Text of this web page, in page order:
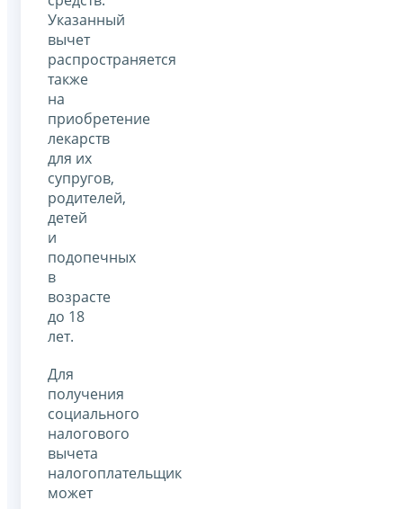
Указанный
вычет
распространяется
также
на
приобретение
лекарств
для их
супругов,
родителей,
детей
и
подопечных
в
возрасте
до 18
лет.
Для
получения
социального
налогового
вычета
налогоплательщик
может